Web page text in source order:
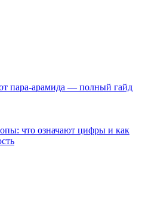
пара-арамида — полный гайд
что означают цифры и как